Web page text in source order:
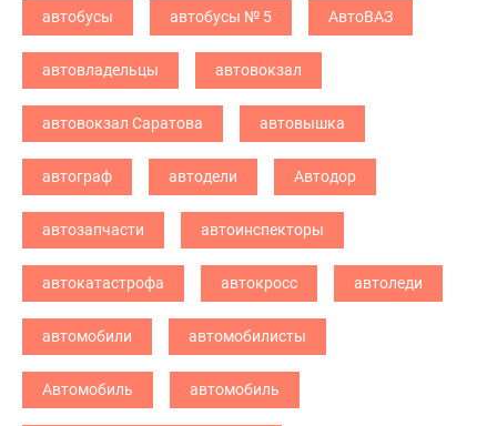
автобусы автобусы № 5 АвтоВАЗ
автовладельцы автовокзал
автовокзал Саратова автовышка
автограф автодели Автодор
автозапчасти автоинспекторы
автокатастрофа автокросс автоледи
автомобили автомобилисты
Автомобиль автомобиль